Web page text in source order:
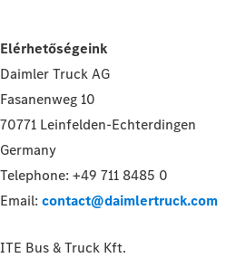
Elérhetőségeink
Daimler Truck AG
Fasanenweg 10
70771 Leinfelden-Echterdingen
Germany
Telephone: +49 711 8485 0
Email: contact@daimlertruck.com
ITE Bus & Truck Kft.